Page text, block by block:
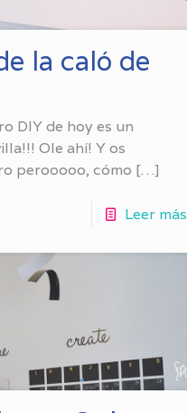
la caló de
DIY de hoy es un
Ole ahí! Y os
perooooo, cómo […]
Leer más